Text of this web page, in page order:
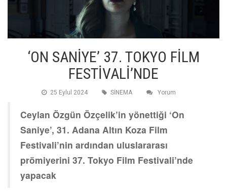
‘ON SANİYE’ 37. TOKYO FİLM
FESTİVALİ’NDE
25 Eylul 2024 SİNEMA Yorum
Ceylan Özgün Özçelik’in yönettiği ‘On
Saniye’, 31. Adana Altın Koza Film
Festivali’nin ardından uluslararası
prömiyerini 37. Tokyo Film Festivali’nde
yapacak